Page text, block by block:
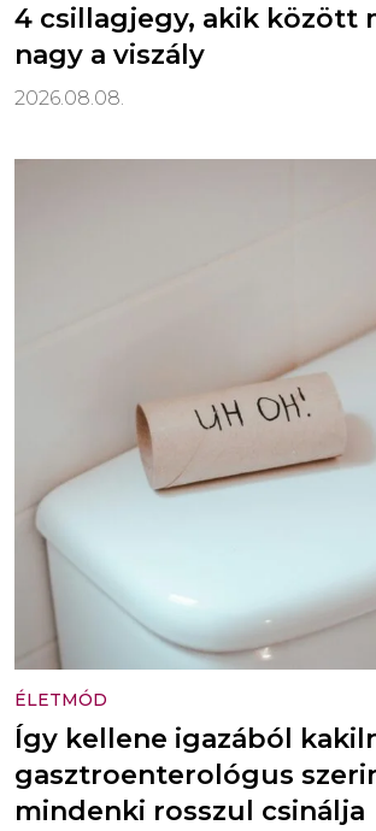
4 csillagjegy, akik között
nagy a viszály
2026.08.08.
ÉLETMÓD
Így kellene igazából
gasztroenterológus
mindenki rosszul csinálja